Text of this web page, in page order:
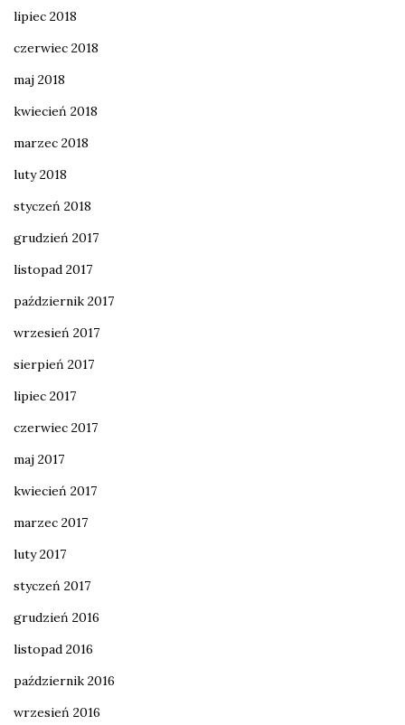
lipiec 2018
czerwiec 2018
maj 2018
kwiecień 2018
marzec 2018
luty 2018
styczeń 2018
grudzień 2017
listopad 2017
październik 2017
wrzesień 2017
sierpień 2017
lipiec 2017
czerwiec 2017
maj 2017
kwiecień 2017
marzec 2017
luty 2017
styczeń 2017
grudzień 2016
listopad 2016
październik 2016
wrzesień 2016